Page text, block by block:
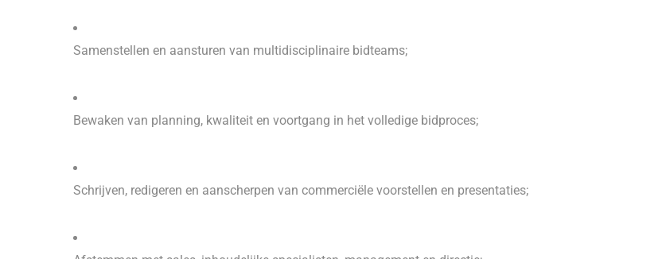
Samenstellen en aansturen van multidisciplinaire bidteams;
Bewaken van planning, kwaliteit en voortgang in het volledige bidproces;
Schrijven, redigeren en aanscherpen van commerciële voorstellen en presentaties;